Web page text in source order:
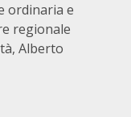
ordinaria e
regionale
Alberto